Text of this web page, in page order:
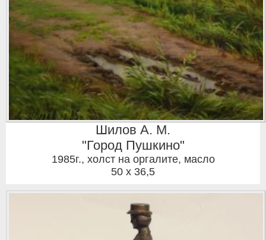
Шилов А. М.
"Город Пушкино"
1985г., холст на оргалите, масло
50 x 36,5